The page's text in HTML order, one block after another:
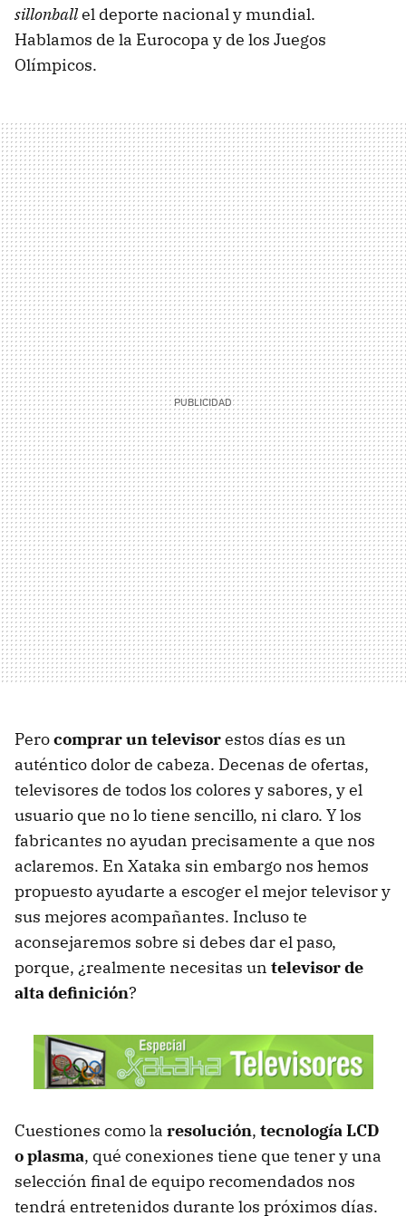
sillonballel deporte nacional y mundial.
Hablamos de la Eurocopa y de los Juegos
Olímpicos.
Perocomprar un televisorestos días es un
auténtico dolor de cabeza. Decenas de ofertas,
televisores de todos los colores y sabores, y el
usuario que no lo tiene sencillo, ni claro. Y los
fabricantes no ayudan precisamente a que nos
aclaremos. En Xataka sin embargo nos hemos
propuesto ayudarte a escoger el mejor televisor y
sus mejores acompañantes. Incluso te
aconsejaremos sobre si debes dar el paso,
porque, ¿realmente necesitas un televisor de
alta definición?
Cuestiones como la resolución, tecnología LCD
o plasma, qué conexiones tiene que tener y una
selección final de equipo recomendados nos
tendrá entretenidos durante los próximos días.